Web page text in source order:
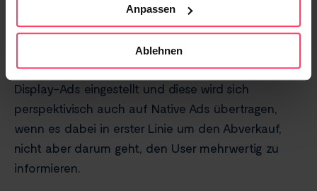
Anpassen
Ablehnen
Textverlauf integrieren und damit das Prinzip der
Native Ads für sich ausnutzen wollen. Es ist jedoch
nur eine Frage der Zeit, bis dieses Vorgehen nach
hinten losgeht. Banner-Blindheit hat sich bei den
Display-Ads eingestellt und diese wird sich
perspektivisch auch auf Native Ads übertragen,
wenn es dabei in erster Linie um den Abverkauf,
nicht aber darum geht, den User mehrwertig zu
informieren.